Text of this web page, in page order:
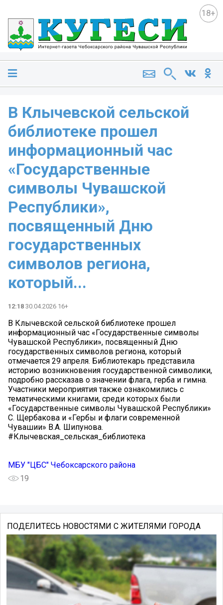
18+
В Клычевской сельской
библиотеке прошел
информационный час
«Государственные
символы Чувашской
Республики»,
посвященный Дню
государственных
символов региона,
который...
12:18 30.04.2026 16+
В Клычевской сельской библиотеке прошел
информационный час «Государственные символы
Чувашской Республики», посвященный Дню
государственных символов региона, который
отмечается 29 апреля. Библиотекарь представила
историю возникновения государственной символики,
подробно рассказав о значении флага, герба и гимна.
Участники мероприятия также ознакомились с
тематическими книгами, среди которых были
«Государственные символы Чувашской Республики»
С. Щербакова и «Гербы и флаги современной
Чувашии» В.А. Шипунова.
#Клычевская_сельская_библиотека
МБУ "ЦБС" Чебоксарского района
19
ПОДЕЛИТЕСЬ НОВОСТЯМИ С ЖИТЕЛЯМИ ГОРОДА